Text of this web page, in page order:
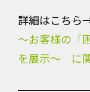
詳細はこち
～お客様の「
を展示～ に